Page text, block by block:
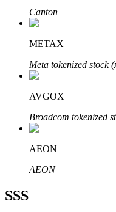
Bitrue Ortakları
Canton
METAX
Meta tokenized stock
AVGOX
Broadcom tokenized
AEON
AEON
SSS